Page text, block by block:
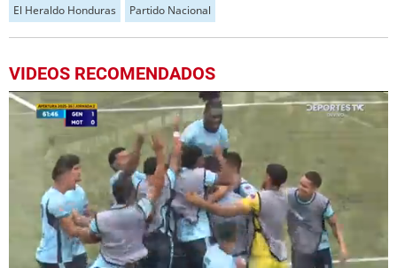
El Heraldo Honduras Partido Nacional
VIDEOS RECOMENDADOS